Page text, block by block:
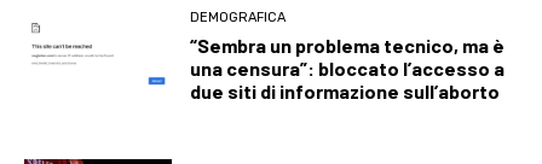
DEMOGRAFICA
“Sembra un problema tecnico, ma è
una censura”: bloccato l’accesso a
due siti di informazione sull’aborto